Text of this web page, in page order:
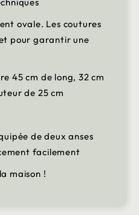
ovale. Les coutures
pour garantir une
45 cm de long, 32 cm
de 25 cm
de deux anses
facilement
maison !